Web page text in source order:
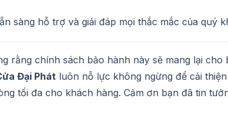
sàng hỗ trợ và giải đáp mọi thắc mắc của quý
rằng chính sách bảo hành này sẽ mang lại cho
Đại Phát luôn nỗ lực không ngừng để cải
tối đa cho khách hàng. Cảm ơn bạn đã tin